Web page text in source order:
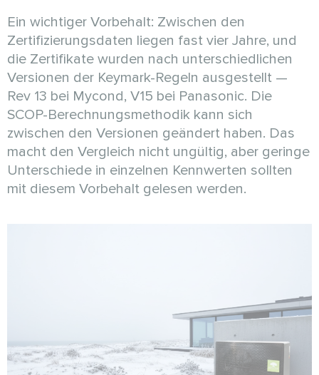
Ein wichtiger Vorbehalt: Zwischen den
Zertifizierungsdaten liegen fast vier Jahre, und
die Zertifikate wurden nach unterschiedlichen
Versionen der Keymark-Regeln ausgestellt —
Rev 13 bei Mycond, V15 bei Panasonic. Die
SCOP-Berechnungsmethodik kann sich
zwischen den Versionen geändert haben. Das
macht den Vergleich nicht ungültig, aber geringe
Unterschiede in einzelnen Kennwerten sollten
mit diesem Vorbehalt gelesen werden.